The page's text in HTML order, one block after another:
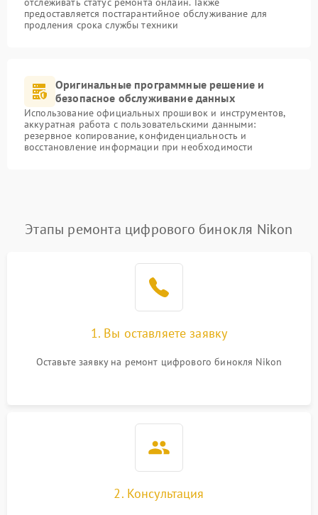
предоставляется постгарантийное обслуживание для
продления срока службы техники
Оригинальные программные решение и
безопасное обслуживание данных
Использование официальных прошивок и инструментов,
аккуратная работа с пользовательскими данными:
резервное копирование, конфиденциальность и
восстановление информации при необходимости
Этапы ремонта цифрового бинокля Nikon
1. Вы оставляете заявку
Оставьте заявку на ремонт цифрового бинокля Nikon
2. Консультация